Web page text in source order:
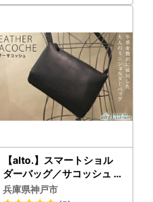
【alto.】スマートショル
ダーバッグ／サコッシュ A
KEB-3102（ブラック）
兵庫県神戸市